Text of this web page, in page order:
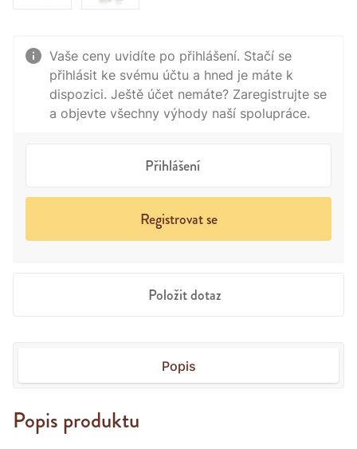
Vaše ceny uvidíte po přihlášení. Stačí se
přihlásit ke svému účtu a hned je máte k
dispozici. Ještě účet nemáte? Zaregistrujte se
a objevte všechny výhody naší spolupráce.
Přihlášení
Registrovat se
Položit dotaz
Popis
Popis produktu